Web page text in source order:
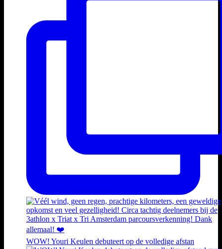
WOW! Youri Keulen debuteert op de volledige afstan